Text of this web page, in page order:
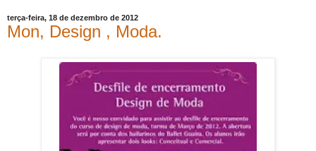
terça-feira, 18 de dezembro de 2012
Mon, Design , Moda.